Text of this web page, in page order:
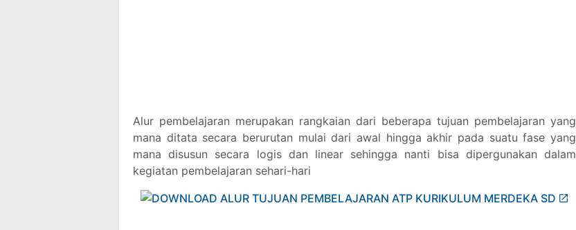
Alur pembelajaran merupakan rangkaian dari beberapa tujuan pembelajaran yang
mana ditata secara berurutan mulai dari awal hingga akhir pada suatu fase yang
mana disusun secara logis dan linear sehingga nanti bisa dipergunakan dalam
kegiatan pembelajaran sehari-hari